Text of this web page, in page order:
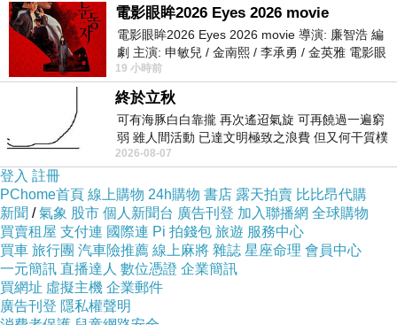
《聽說地球母親揚升五維 》之 88
上一篇：真正自由的方式
下一篇： 五週年跨國同居快樂
電影眼眸2026 Eyes 2026 movie
電影眼眸2026 Eyes 2026 movie 導演: 廉智浩 編
劇 主演: 申敏兒 / 金南熙 / 李承勇 / 金英雅 電影眼
眸2026描述攝影師徐珍因遺
19 小時前
終於立秋
可有海豚白白靠攏 再次遙迢氣旋 可再饒過一遍窮
弱 雖人間活動 已達文明極致之浪費 但又何干質樸
者 只能白白陪葬
2026-08-07
登入 註冊
PChome首頁 線上購物 24h購物 書店 露天拍賣 比比昂代購
新聞 /氣象 股市 個人新聞台 廣告刊登 加入聯播網 全球購物
買賣租屋 支付連 國際連 Pi 拍錢包 旅遊 服務中心
買車 旅行團 汽車險推薦 線上麻將 雜誌 星座命理 會員中心
一元簡訊 直播達人 數位憑證 企業簡訊
買網址 虛擬主機 企業郵件
廣告刊登 隱私權聲明